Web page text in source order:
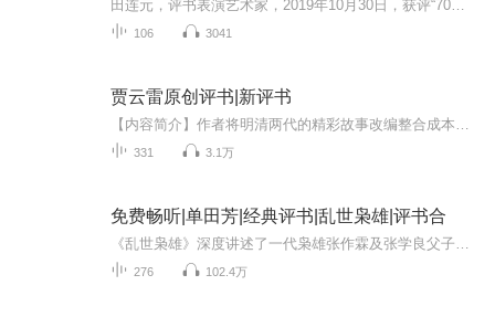
106 3041
贾云雷原创评书|新评书
331 3.1万
免费畅听|单田芳|经典评书|乱世枭雄|评书合
276 102.4万